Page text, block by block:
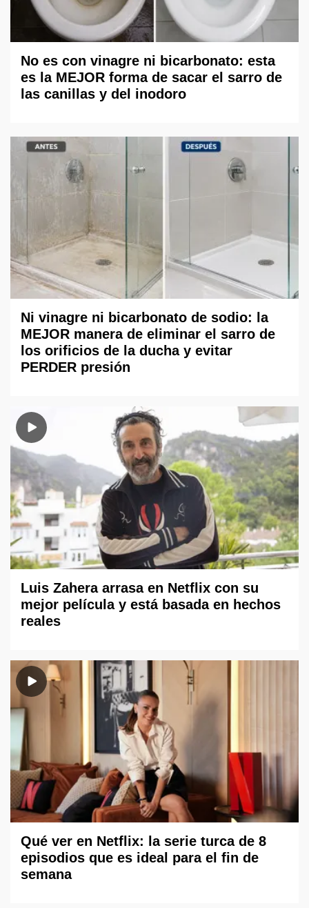
No es con vinagre ni bicarbonato: esta
es la MEJOR forma de sacar el sarro de
las canillas y del inodoro
Ni vinagre ni bicarbonato de sodio: la
MEJOR manera de eliminar el sarro de
los orificios de la ducha y evitar
PERDER presión
Luis Zahera arrasa en Netflix con su
mejor película y está basada en hechos
reales
Qué ver en Netflix: la serie turca de 8
episodios que es ideal para el fin de
semana